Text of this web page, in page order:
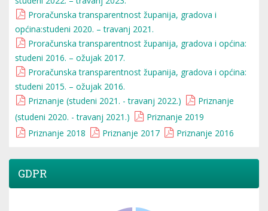
Proračunska transparentnost županija, gradova i
općina:studeni 2020. – travanj 2021.
Proračunska transparentnost županija, gradova i općina:
studeni 2016. – ožujak 2017.
Proračunska transparentnost županija, gradova i općina:
studeni 2015. – ožujak 2016.
Priznanje (studeni 2021. - travanj 2022.)
Priznanje
(studeni 2020. - travanj 2021.)
Priznanje 2019
Priznanje 2018
Priznanje 2017 Priznanje 2016
GDPR